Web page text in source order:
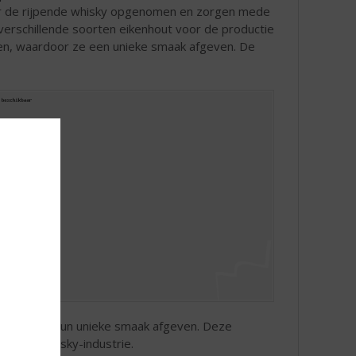
rijpende whisky opgenomen en zorgen mede
soorten eikenhout voor de productie
waardoor ze een unieke smaak afgeven. De
die hun unieke smaak afgeven. Deze
in de whisky-industrie.